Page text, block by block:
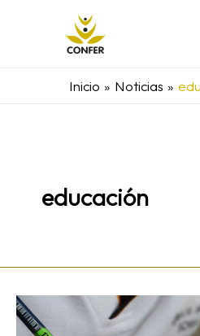
Inicio
Noticias
educación
«Los
centros